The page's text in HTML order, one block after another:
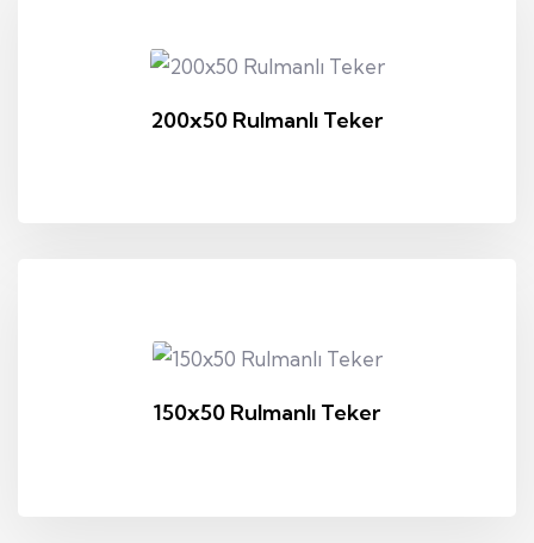
200x50 Rulmanlı Teker
150x50 Rulmanlı Teker